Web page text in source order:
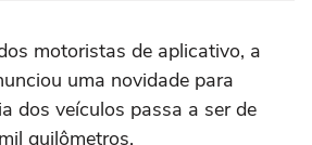
motoristas de aplicativo, a
uma novidade para
dos veículos passa a ser de
quilômetros.